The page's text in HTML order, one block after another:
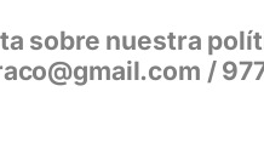
sobre nuestra
/